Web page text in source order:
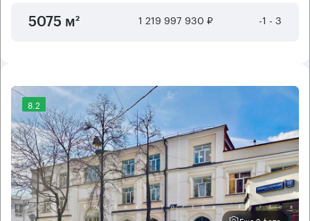
5075 м² 1 219 997 930 ₽ -1 - 3
8.2